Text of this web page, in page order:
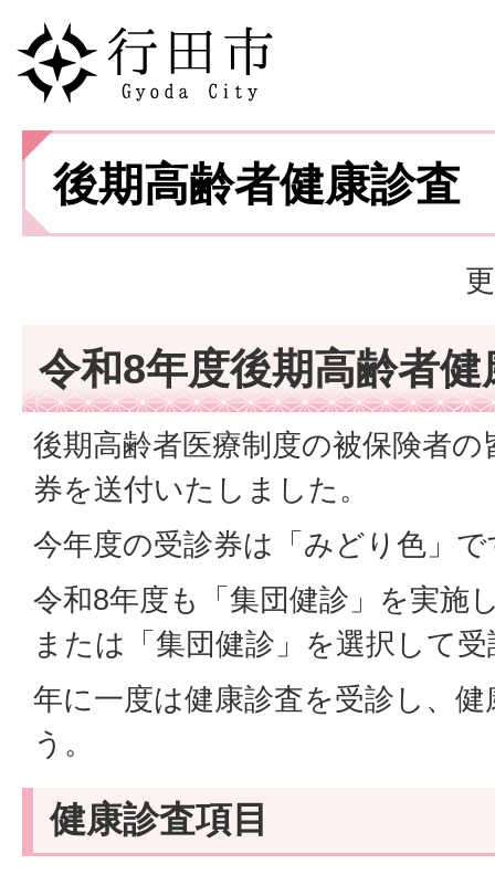
後期高齢者健康診査
令和8年度後期高齢者
後期高齢者医療制度の被保険者
券を送付いたしました。
今年度の受診券は「みどり色」で
令和8年度も「集団健診」を実施
または「集団健診」を選択して
年に一度は健康診査を受診し、
う。
健康診査項目